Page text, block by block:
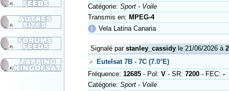
Catégorie: Sport - Voile
Transmis en: MPEG-4
ℹ
Vela Latina Canaria
Signalé par stanley_cassidyle 21/06/2026 à
Eutelsat 7B - 7C (7.0°E)
Fréquence: 12685- Pol: V- SR: 7200- FEC: -
Catégorie: Sport - Voile